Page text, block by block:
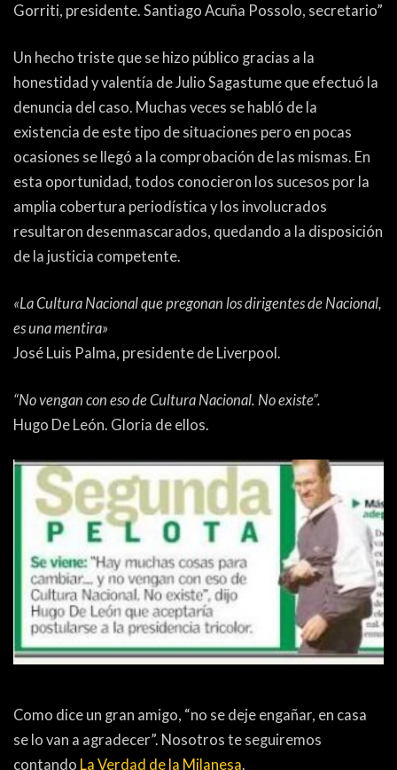
Gorriti, presidente. Santiago Acuña Possolo, secretario”
Un hecho triste que se hizo público gracias a la
honestidad y valentía de Julio Sagastume que efectuó la
denuncia del caso. Muchas veces se habló de la
existencia de este tipo de situaciones pero en pocas
ocasiones se llegó a la comprobación de las mismas. En
esta oportunidad, todos conocieron los sucesos por la
amplia cobertura periodística y los involucrados
resultaron desenmascarados, quedando a la disposición
de la justicia competente.
«La Cultura Nacional que pregonan los dirigentes de Nacional,
es una mentira»
José Luis Palma, presidente de Liverpool.
“No vengan con eso de Cultura Nacional. No existe”.
Hugo De León. Gloria de ellos.
Como dice un gran amigo, “no se deje engañar, en casa
se lo van a agradecer”. Nosotros te seguiremos
contando La Verdad de la Milanesa.